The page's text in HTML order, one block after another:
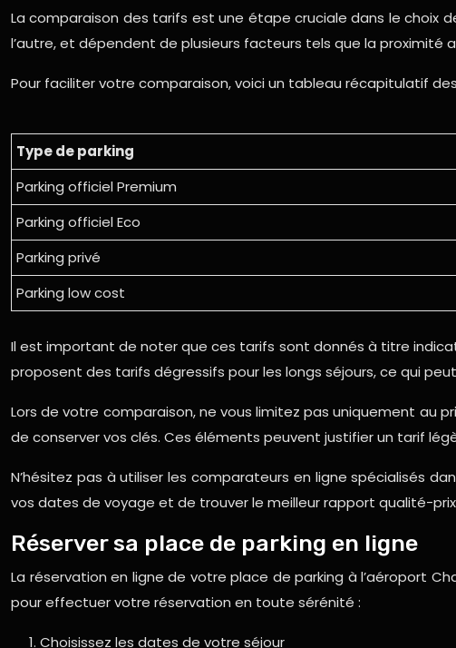
La comparaison des tarifs est une étape cruciale dans le choix
l’autre, et dépendent de plusieurs facteurs tels que la proximité
Pour faciliter votre comparaison, voici un tableau récapitulatif
Type de parking
Parking officiel Premium
Parking officiel Eco
Parking privé
Parking low cost
Il est important de noter que ces tarifs sont donnés à titre
proposent des tarifs dégressifs pour les longs séjours, ce qui
Lors de votre comparaison, ne vous limitez pas uniquement au
de conserver vos clés. Ces éléments peuvent justifier un tarif
N’hésitez pas à utiliser les comparateurs en ligne spécialisés
vos dates de voyage et de trouver le meilleur rapport qualité-
Réserver sa place de parking en ligne
La réservation en ligne de votre place de parking à l’aéroport
pour effectuer votre réservation en toute sérénité :
Choisissez les dates de votre séjour